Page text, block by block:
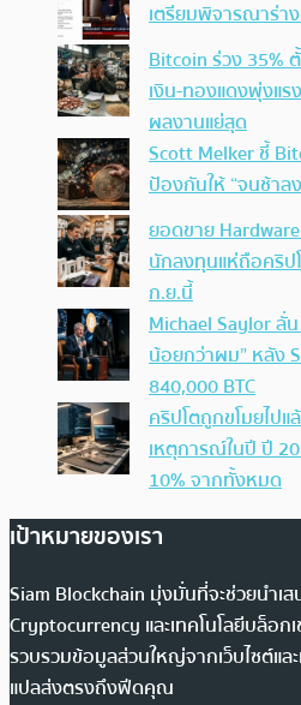
เตรียมพิจารณาร่า
Bitcoin ร่วง 35%
เงิน-ทองแดงพุ่งแ
ผลงานแย่สุด
Scott Melker ชี้
ป้องกันให้ “จนช้าล
ยอดขาย
นักลงทุนแห่ถือคริป
ก.ย.นี้
Michael Saylor ลั่
น้อยกว่าผม” หลัง
840,000 BTC
คริปโตถูกขโมยไป
เหตุการณ์ในปี ปี
10% จากทั้งหมด
เป้าหมายของเรา
Siam Blockchain มุ่งมั่นที่จะช่วยนำเ
Cryptocurrency และเทคโนโลยีบล็อก
รวบรวมข้อมูลส่วนใหญ่จากเว็บไซต์แล
แปลส่งตรงถึงฟีดคุณ